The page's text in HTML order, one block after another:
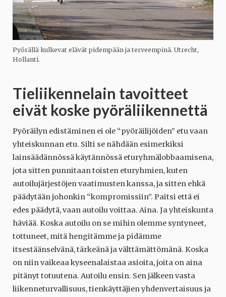
Pyörällä kulkevat elävät pidempään ja terveempinä. Utrecht,
Hollanti.
Tieliikennelain tavoitteet
eivät koske pyöräliikennettä
Pyöräilyn edistäminen ei ole “pyöräilijöiden” etu vaan
yhteiskunnan etu. Silti se nähdään esimerkiksi
lainsäädännössä käytännössä eturyhmälobbaamisena,
jota sitten punnitaan toisten eturyhmien, kuten
autoilujärjestöjen vaatimusten kanssa, ja sitten ehkä
päädytään johonkin “kompromissiin”. Paitsi että ei
edes päädytä, vaan autoilu voittaa. Aina. Ja yhteiskunta
häviää. Koska autoilu on se mihin olemme syntyneet,
tottuneet, mitä hengitämme ja pidämme
itsestäänselvänä, tärkeänä ja välttämättömänä. Koska
on niin vaikeaa kyseenalaistaa asioita, joita on aina
pitänyt totuutena. Autoilu ensin. Sen jälkeen vasta
liikenneturvallisuus, tienkäyttäjien yhdenvertaisuus ja